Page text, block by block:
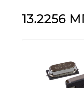
13.2256